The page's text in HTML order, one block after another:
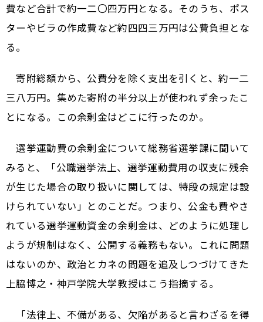
費など合計で約一二〇四万円となる。そのうち、ポス
ターやビラの作成費など約四四三万円は公費負担とな
る。
寄附総額から、公費分を除く支出を引くと、約一二
三八万円。集めた寄附の半分以上が使われず余ったこ
とになる。この余剰金はどこに行ったのか。
選挙運動費の余剰金について総務省選挙課に聞いて
みると、「公職選挙法上、選挙運動費用の収支に残余
が生じた場合の取り扱いに関しては、特段の規定は設
けられていない」とのことだ。つまり、公金も費やさ
れている選挙運動資金の余剰金は、どのように処理し
ようが規制はなく、公開する義務もない。これに問題
はないのか、政治とカネの問題を追及しつづけてきた
上脇博之・神戸学院大学教授はこう指摘する。
「法律上、不備がある、欠陥があると言わざるを得